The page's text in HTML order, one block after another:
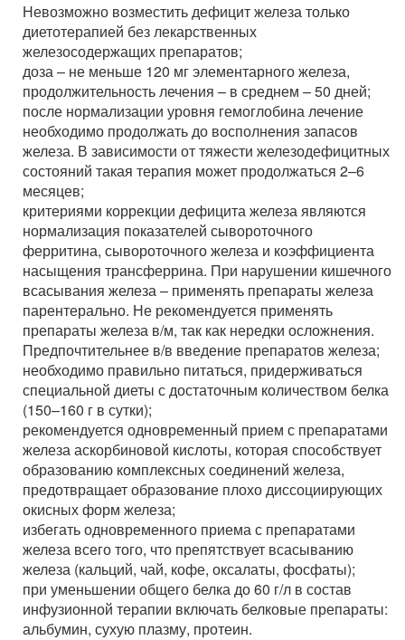
Невозможно возместить дефицит железа только
диетотерапией без лекарственных
железосодержащих препаратов;
доза – не меньше 120 мг элементарного железа,
продолжительность лечения – в среднем – 50 дней;
после нормализации уровня гемоглобина лечение
необходимо продолжать до восполнения запасов
железа. В зависимости от тяжести железодефицитных
состояний такая терапия может продолжаться 2–6
месяцев;
критериями коррекции дефицита железа являются
нормализация показателей сывороточного
ферритина, сывороточного железа и коэффициента
насыщения трансферрина. При нарушении кишечного
всасывания железа – применять препараты железа
парентерально. Не рекомендуется применять
препараты железа в/м, так как нередки осложнения.
Предпочтительнее в/в введение препаратов железа;
необходимо правильно питаться, придерживаться
специальной диеты с достаточным количеством белка
(150–160 г в сутки);
рекомендуется одновременный прием с препаратами
железа аскорбиновой кислоты, которая способствует
образованию комплексных соединений железа,
предотвращает образование плохо диссоциирующих
окисных форм железа;
избегать одновременного приема с препаратами
железа всего того, что препятствует всасыванию
железа (кальций, чай, кофе, оксалаты, фосфаты);
при уменьшении общего белка до 60 г/л в состав
инфузионной терапии включать белковые препараты:
альбумин, сухую плазму, протеин.